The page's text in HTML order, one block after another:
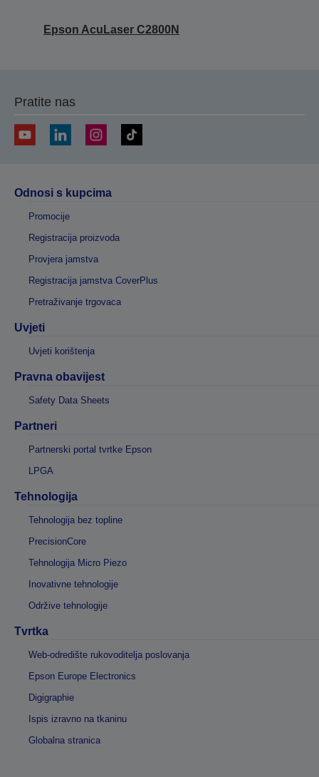
Epson AcuLaser C2800N
Pratite nas
Odnosi s kupcima
Promocije
Registracija proizvoda
Provjera jamstva
Registracija jamstva CoverPlus
Pretraživanje trgovaca
Uvjeti
Uvjeti korištenja
Pravna obavijest
Safety Data Sheets
Partneri
Partnerski portal tvrtke Epson
LPGA
Tehnologija
Tehnologija bez topline
PrecisionCore
Tehnologija Micro Piezo
Inovativne tehnologije
Održive tehnologije
Tvrtka
Web-odredište rukovoditelja poslovanja
Epson Europe Electronics
Digigraphie
Ispis izravno na tkaninu
Globalna stranica